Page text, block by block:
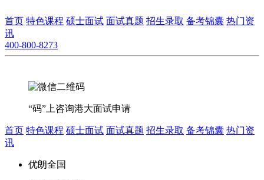
首页 特色课程 硕士面试 面试真题 招生录取 备考锦囊 热门资
讯
400-800-8273
“码”上咨询港大面试申请
首页 特色课程 硕士面试 面试真题 招生录取 备考锦囊 热门资
讯
优朗全国